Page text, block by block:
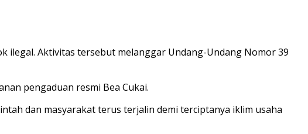
ilegal. Aktivitas tersebut melanggar Undang-Undang Nomor 39
pengaduan resmi Bea Cukai.
dan masyarakat terus terjalin demi terciptanya iklim usaha